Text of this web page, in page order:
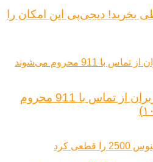
دیجی‌پی این امکان را
باگ خطرناک پیکسل؛ کاربران از تماس با 911 محروم